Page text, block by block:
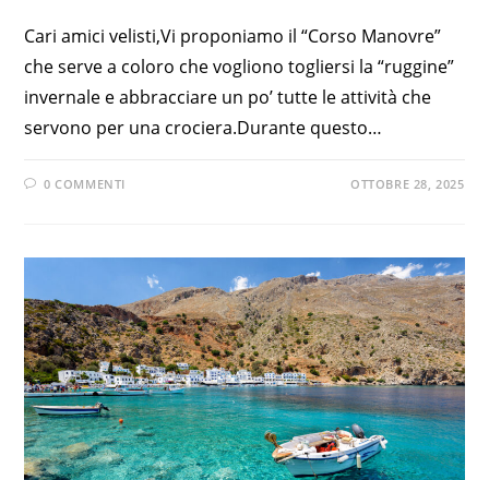
Cari amici velisti,Vi proponiamo il “Corso Manovre”
che serve a coloro che vogliono togliersi la “ruggine”
invernale e abbracciare un po’ tutte le attività che
servono per una crociera.Durante questo…
0 COMMENTI OTTOBRE 28, 2025